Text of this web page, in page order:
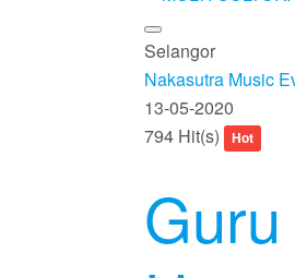
Selangor
Nakasutra Music
13-05-2020
794 Hit(s)
Hot